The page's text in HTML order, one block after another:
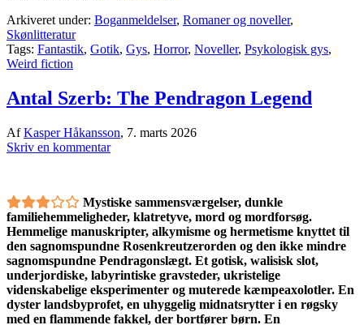
Arkiveret under: Boganmeldelser, Romaner og noveller,
Skønlitteratur
Tags: Fantastik, Gotik, Gys, Horror, Noveller, Psykologisk gys,
Weird fiction
Antal Szerb: The Pendragon Legend
AfKasper Håkansson, 7. marts 2026
Skriv en kommentar
Mystiske sammensværgelser, dunkle
familiehemmeligheder, klatretyve, mord og mordforsøg.
Hemmelige manuskripter, alkymisme og hermetisme knyttet til
den sagnomspundne Rosenkreutzerorden og den ikke mindre
sagnomspundne Pendragonslægt. Et gotisk, walisisk slot,
underjordiske, labyrintiske gravsteder, ukristelige
videnskabelige eksperimenter og muterede kæmpeaxolotler. En
dyster landsbyprofet, en uhyggelig midnatsrytter i en røgsky
med en flammende fakkel, der bortfører børn. En